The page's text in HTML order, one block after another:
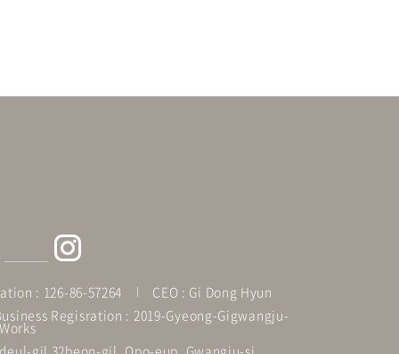
: 126-86-57264
CEO : Gi Dong Hyun
Regisration : 2019-Gyeong-Gigwangju-
gil 32beon-gil, Opo-eup, Gwangju-si,